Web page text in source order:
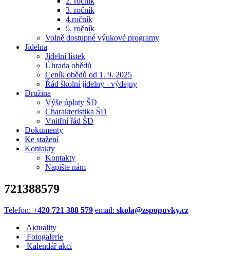
3. ročník
4.ročník
5. ročník
Volně dostupné výukové programy
Jídelna
Jídelní lístek
Úhrada obědů
Ceník obědů od 1. 9. 2025
Řád školní jídelny - výdejny
Družina
Výše úplaty ŠD
Charakteristika ŠD
Vnitřní řád ŠD
Dokumenty
Ke stažení
Kontakty
Kontakty
Napište nám
721388579
Telefon: +420 721 388 579 email: skola@zspopuvky.cz
Aktuality
Fotogalerie
Kalendář akcí